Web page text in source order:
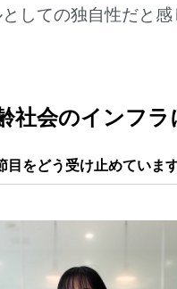
しての独自性だと感
社会のインフラ
をどう受け止めていま